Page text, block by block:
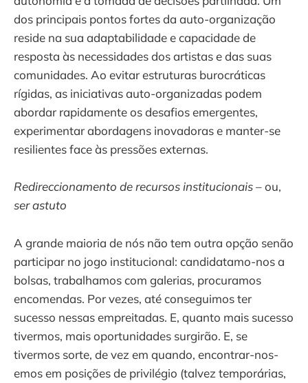
dos principais pontos fortes da auto-organização
reside na sua adaptabilidade e capacidade de
resposta às necessidades dos artistas e das suas
comunidades. Ao evitar estruturas burocráticas
rígidas, as iniciativas auto-organizadas podem
abordar rapidamente os desafios emergentes,
experimentar abordagens inovadoras e manter-se
resilientes face às pressões externas.
Redireccionamento de recursos institucionais– ou,
ser astuto
A grande maioria de nós não tem outra opção senão
participar no jogo institucional: candidatamo-nos a
bolsas, trabalhamos com galerias, procuramos
encomendas. Por vezes, até conseguimos ter
sucesso nessas empreitadas. E, quanto mais sucesso
tivermos, mais oportunidades surgirão. E, se
tivermos sorte, de vez em quando, encontrar-nos-
emos em posições de privilégio (talvez temporárias,